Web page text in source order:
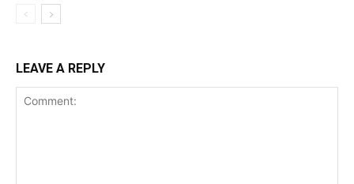
LEAVE A REPLY